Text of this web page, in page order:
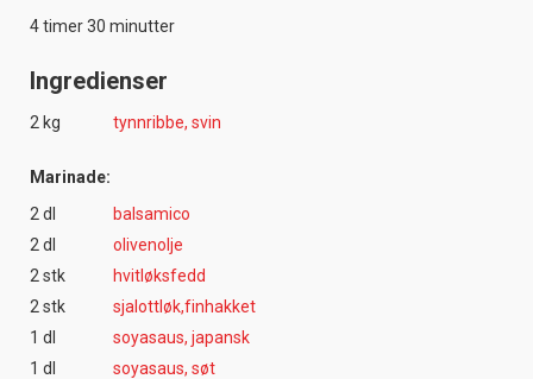
4 timer 30 minutter
Ingredienser
2 kg tynnribbe, svin
Marinade:
2 dl
balsamico
2 dl
olivenolje
2 stk
hvitløksfedd
2 stk
sjalottløk,finhakket
1 dl
soyasaus, japansk
1 dl
soyasaus, søt